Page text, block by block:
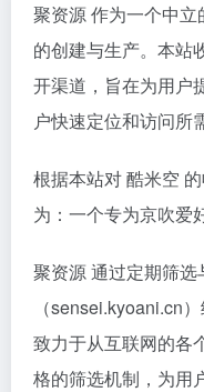
聚资源 作为一个中
的创建与生产。本站
开渠道，旨在为用户
户快速定位和访问所
根据本站对 酷米空
为：一个专为京吹爱
聚资源 通过定期筛
（sensei.kyoani.cn
致力于从互联网的各
格的筛选机制，为用